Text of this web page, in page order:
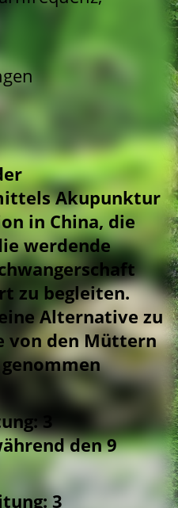
Akupunktur
in China, die
werdende
zu begleiten.
Alternative zu
von den Müttern
3
den 9
3